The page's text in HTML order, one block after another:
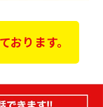
おります。